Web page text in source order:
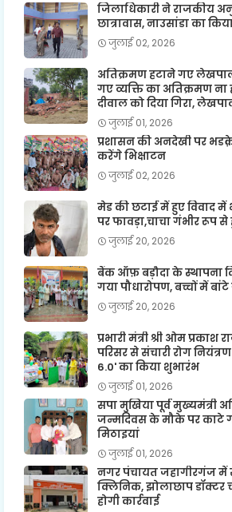
जिलाधिकारी ने राजकीय
छात्रावास, नाउसांडा का
जुलाई 02, 2026
अतिक्रमण हटाने गए
गए व्यक्ति का अतिक्रमण ना
दीवाल को दिया गिरा,
जुलाई 01, 2026
प्रशासन की अनदेखी पर
करेंगे भिक्षाटन
जुलाई 02, 2026
मेड की छटाई में हुए विवाद
पर फावड़ा,चाचा गंभीर रूप
जुलाई 20, 2026
बैंक ऑफ़ बड़ौदा के स्थापना
गया पौधारोपण, बच्चों में
जुलाई 20, 2026
प्रभारी मंत्री श्री ओम
परिसर से संचारी रोग
6.0' का किया शुभारंभ
जुलाई 01, 2026
सपा मुखिया पूर्व मुख्यमंत्री
जन्मदिवस के मौके पर काटे
मिठाइयां
जुलाई 01, 2026
नगर पंचायत जहागीरगंज में
क्लिनिक, झोलाछाप डॉक्टर
होगी कार्रवाई